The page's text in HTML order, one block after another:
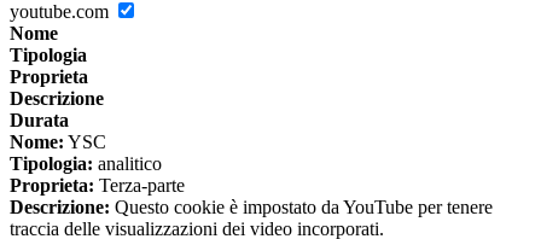
youtube.com
Nome
Tipologia
Proprieta
Descrizione
Durata
Nome: YSC
Tipologia: analitico
Proprieta: Terza-parte
Descrizione: Questo cookie è impostato da YouTube per tenere
traccia delle visualizzazioni dei video incorporati.